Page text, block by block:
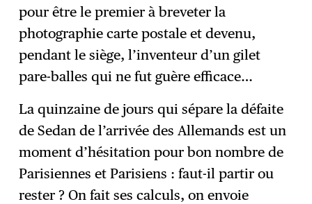
pour être le premier à breveter la
photographie carte postale et devenu,
pendant le siège, l’inventeur d’un gilet
pare-balles qui ne fut guère efficace…
La quinzaine de jours qui sépare la défaite
de Sedan de l’arrivée des Allemands est un
moment d’hésitation pour bon nombre de
Parisiennes et Parisiens : faut-il partir ou
rester ? On fait ses calculs, on envoie